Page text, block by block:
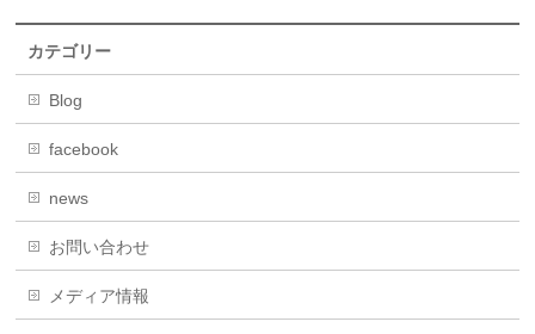
カテゴリー
Blog
facebook
news
お問い合わせ
メディア情報